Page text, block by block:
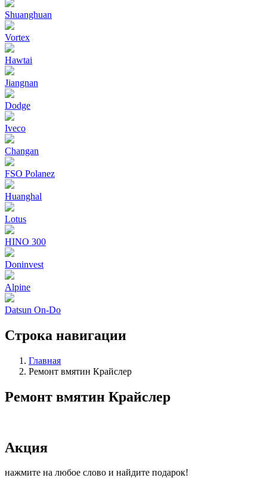
Shuanghuan
Vortex
Hawtai
Jiangnan
Dodge
Iveco
Changan
FSO Polanez
Huanghal
Lotus
HINO 300
Doninvest
Alpine
Datsun On-Do
Строка навигации
Главная
Ремонт вмятин Крайслер
Ремонт вмятин Крайслер
Акция
нажмите на любое слово и найдите подарок!